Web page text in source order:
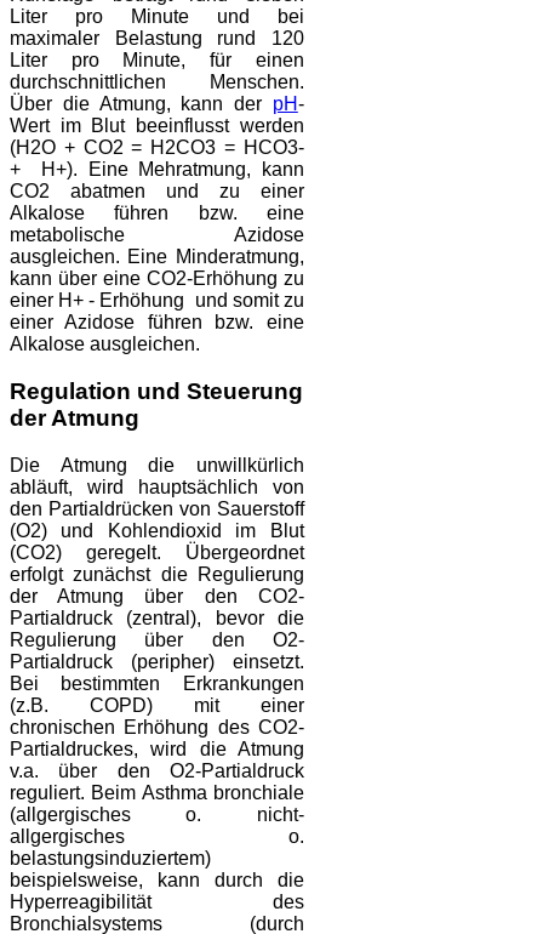
Liter pro Minute und bei
maximaler Belastung rund 120
Liter pro Minute, für einen
durchschnittlichen Menschen.
Über die Atmung, kann der pH-
Wert im Blut beeinflusst werden
(H2O + CO2 = H2CO3 = HCO3-
+ H+). Eine Mehratmung, kann
CO2 abatmen und zu einer
Alkalose führen bzw. eine
metabolische Azidose
ausgleichen. Eine Minderatmung,
kann über eine CO2-Erhöhung zu
einer H+ - Erhöhung und somit zu
einer Azidose führen bzw. eine
Alkalose ausgleichen.
Regulation und Steuerung
der Atmung
Die Atmung die unwillkürlich
abläuft, wird hauptsächlich von
den Partialdrücken von Sauerstoff
(O2) und Kohlendioxid im Blut
(CO2) geregelt. Übergeordnet
erfolgt zunächst die Regulierung
der Atmung über den CO2-
Partialdruck (zentral), bevor die
Regulierung über den O2-
Partialdruck (peripher) einsetzt.
Bei bestimmten Erkrankungen
(z.B. COPD) mit einer
chronischen Erhöhung des CO2-
Partialdruckes, wird die Atmung
v.a. über den O2-Partialdruck
reguliert. Beim Asthma bronchiale
(allgergisches o. nicht-
allgergisches o.
belastungsinduziertem)
beispielsweise, kann durch die
Hyperreagibilität des
Bronchialsystems (durch